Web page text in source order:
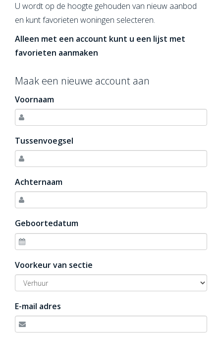
U wordt op de hoogte gehouden van nieuw aanbod
en kunt favorieten woningen selecteren.
Alleen met een account kunt u een lijst met
favorieten aanmaken
Maak een nieuwe account aan
Voornaam
Tussenvoegsel
Achternaam
Geboortedatum
Voorkeur van sectie
E-mail adres